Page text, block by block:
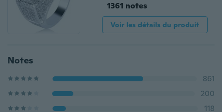
1361 notes
Voir les détails du produit
Notes
861
200
118